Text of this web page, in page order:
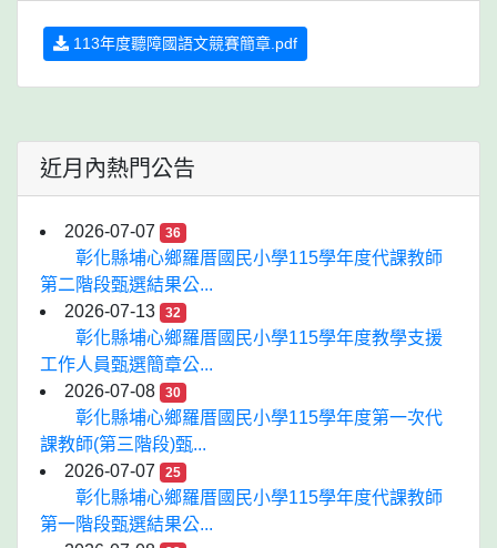
113年度聽障國語文競賽簡章.pdf
近月內熱門公告
2026-07-07 36
彰化縣埔心鄉羅厝國民小學115學年度代課教師
第二階段甄選結果公...
2026-07-13
32
彰化縣埔心鄉羅厝國民小學115學年度教學支援
工作人員甄選簡章公...
2026-07-08
30
彰化縣埔心鄉羅厝國民小學115學年度第一次代
課教師(第三階段)甄...
2026-07-07
25
彰化縣埔心鄉羅厝國民小學115學年度代課教師
第一階段甄選結果公...